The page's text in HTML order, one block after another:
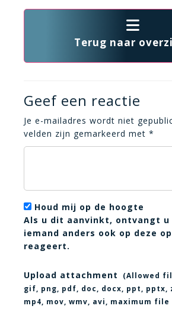
Terug naar
Geef een reactie
Je e-mailadres wordt niet
velden zijn gemarkeerd met *
Houd mij op de hoogte
Als u dit aanvinkt, ontvangt u
iemand anders ook op deze
reageert.
Upload attachment (Allowed
gif, png, pdf, doc, docx, ppt, pptx,
mp4, mov, wmv, avi
, maximum file